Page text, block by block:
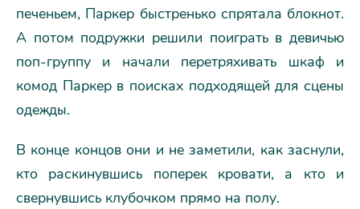
печеньем, Паркер быстренько спрятала блокнот.
А потом подружки решили поиграть в девичью
поп-группу и начали перетряхивать шкаф и
комод Паркер в поисках подходящей для сцены
одежды.
В конце концов они и не заметили, как заснули,
кто раскинувшись поперек кровати, а кто и
свернувшись клубочком прямо на полу.